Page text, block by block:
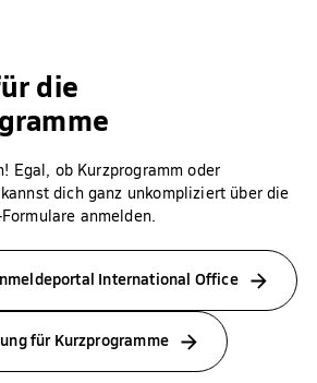
die
Egal, ob Kurzprogramm oder
dich ganz unkompliziert über die
anmelden.
International Office
für Kurzprogramme